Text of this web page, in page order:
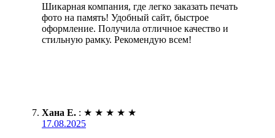
Шикарная компания, где легко заказать печать
фото на память! Удобный сайт, быстрое
оформление. Получила отличное качество и
стильную рамку. Рекомендую всем!
Хана Е. : ★ ★ ★ ★ ★
17.08.2025